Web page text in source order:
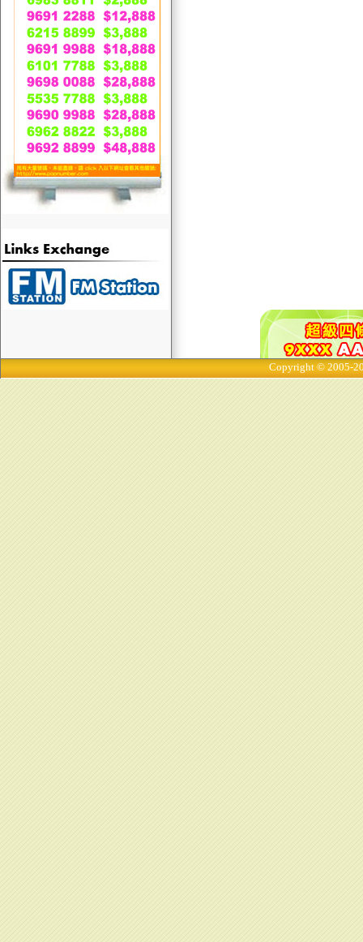
Copyright © 2005-